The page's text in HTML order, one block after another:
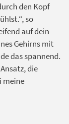
den Kopf
so
auf dein
Gehirns mit
das spannend.
die
meine